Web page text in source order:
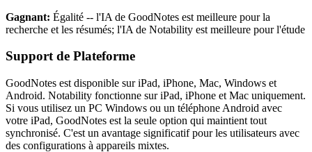
Gagnant: Égalité -- l'IA de GoodNotes est meilleure pour la
recherche et les résumés; l'IA de Notability est meilleure pour l'étude
Support de Plateforme
GoodNotes est disponible sur iPad, iPhone, Mac, Windows et
Android. Notability fonctionne sur iPad, iPhone et Mac uniquement.
Si vous utilisez un PC Windows ou un téléphone Android avec
votre iPad, GoodNotes est la seule option qui maintient tout
synchronisé. C'est un avantage significatif pour les utilisateurs avec
des configurations à appareils mixtes.